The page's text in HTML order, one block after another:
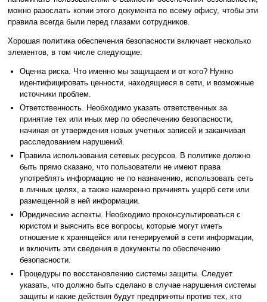
можно разослать копии этого документа по всему офису, чтобы эти
правила всегда были перед глазами сотрудников.
Хорошая политика обеспечения безопасности включает несколько
элементов, в том числе следующие:
Оценка риска. Что именно мы защищаем и от кого? Нужно
идентифицировать ценности, находящиеся в сети, и возможные
источники проблем.
Ответственность. Необходимо указать ответственных за
принятие тех или иных мер по обеспечению безопасности,
начиная от утверждения новых учетных записей и заканчивая
расследованием нарушений.
Правила использования сетевых ресурсов. В политике должно
быть прямо сказано, что пользователи не имеют права
употреблять информацию не по назначению, использовать сеть
в личных целях, а также намеренно причинять ущерб сети или
размещенной в ней информации.
Юридические аспекты. Необходимо проконсультироваться с
юристом и выяснить все вопросы, которые могут иметь
отношение к хранящейся или генерируемой в сети информации,
и включить эти сведения в документы по обеспечению
безопасности.
Процедуры по восстановлению системы защиты. Следует
указать, что должно быть сделано в случае нарушения системы
защиты и какие действия будут предприняты против тех, кто